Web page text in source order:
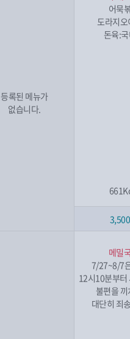
등록된 메뉴가
없습니다.
어묵
도라지
돈육:
메밀
7/27~8/7
12시10분부터
불편을
대단히 죄